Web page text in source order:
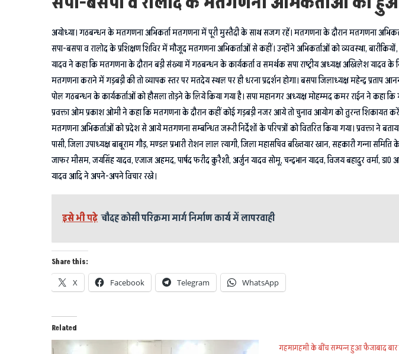
अयोध्या। गठबन्धन के मतगणना अभिकर्ता मतगणना में पूरी मुस्तैदी के साथ सजग रहें। मतगणना के दौरान मतगणना
सपा-बसपा व रालोद के प्रशिक्षण शिविर में मौजूद मतगणना अभिकर्ताओं से कहीं। उन्होंने अभिकर्ताओं को व्यवस्था,
यादव ने कहा कि मतगणना के दौरान बड़ी संख्या में गठबन्धन के कार्यकर्ता व समर्थक सपा राष्ट्रीय अध्यक्ष अखिलेश यादव
मतगणना कराने में गड़बड़ी की तो व्यापक स्तर पर मतदेय स्थल पर ही धरना प्रदर्शन होगा। बसपा जिलाध्यक्ष महेन्द्र
पोल गठबन्धन के कार्यकर्ताओं को हौसला तोड़ने के लिये किया गया है। सपा महानगर अध्यक्ष मोहम्मद कमर राईन ने कहा
प्रवक्ता ओम प्रकाश ओमी ने कहा कि मतगणना के दौरान कहीं कोई गड़बड़ी नजर आये तो चुनाव आयोग को तुरन्त शिकायत
मतगणना अभिकर्ताओं को प्रदेश से आये मतगणना सम्बन्धित जरूरी निर्देशों के परिपत्रों को वितरित किया गया। प्रवक्ता ने
पासी, जिला उपाध्यक्ष बाबूराम गौड़, मण्डल प्रभारी रोशन लाल त्यागी, जिला महासचिव बख्तियार खान, सहकारी गन्ना
जाफर मीसम, जयसिंह यादव, एजाज अहमद, पार्षद फरीद कुरैशी, अर्जुन यादव सोमू, चन्द्रभान यादव, विजय बहादुर वर्मा,
यादव आदि ने अपने-अपने विचार रखे।
इसे भी पढ़े चौदह कोसी परिक्रमा मार्ग निर्माण कार्य में लापरवाही
Share this:
X Facebook Telegram WhatsApp
Related
गहमागहमी के बींच सम्पन्न हुआ फैजाबाद बार